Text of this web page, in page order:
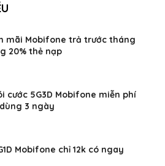
mãi Mobifone trả trước tháng
20% thẻ nạp
cước 5G3D Mobifone miễn phí
3 ngày
Mobifone chỉ 12k có ngay